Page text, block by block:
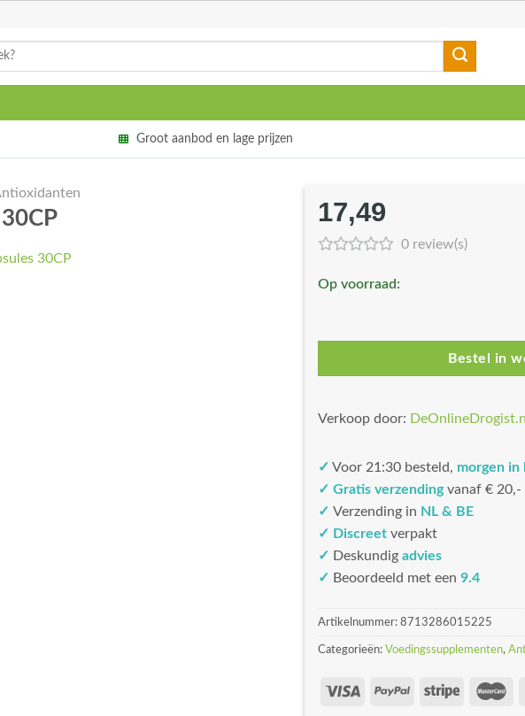
Groot aanbod en lage prijzen
17,49
0 review(s)
Op voorraad:
Bestel in
Verkoop door: DeOnlineDrogist.nl
✓ Voor 21:30 besteld, morgen in
✓ Gratis verzendingvanaf € 20,-
✓ Verzending in NL & BE
✓ Discreet verpakt
✓ Deskundig advies
✓ Beoordeeld met een 9.4
Artikelnummer: 8713286015225
Categorieën: Voedingssupplementen,